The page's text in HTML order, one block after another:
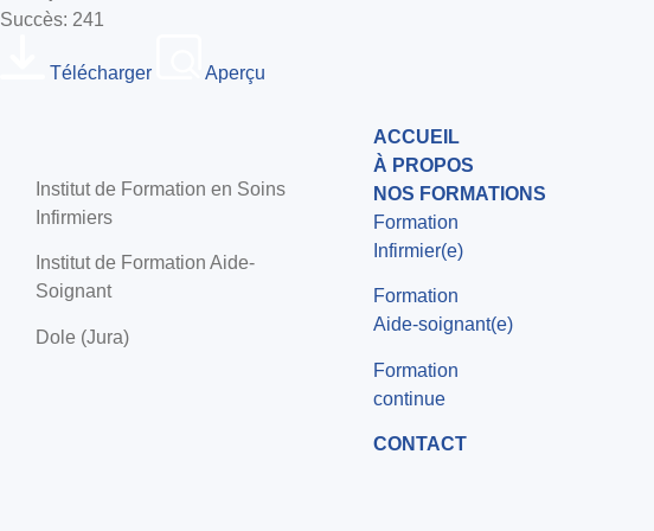
Succès: 241
Télécharger Aperçu
Institut de Formation en Soins
Infirmiers
Institut de Formation Aide-
Soignant
Dole (Jura)
ACCUEIL
À PROPOS
NOS FORMATIONS
Formation
Infirmier(e)
Formation
Aide-soignant(e)
Formation
continue
CONTACT